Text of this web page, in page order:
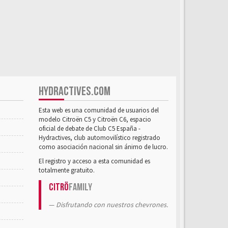
HYDRACTIVES.COM
Esta web es una comunidad de usuarios del
modelo Citroën C5 y Citroën C6, espacio
oficial de debate de Club C5 España -
Hydractives, club automovilístico registrado
como asociación nacional sin ánimo de lucro.
El registro y acceso a esta comunidad es
totalmente gratuito.
CitröFamily
Disfrutando con nuestros chevrones.